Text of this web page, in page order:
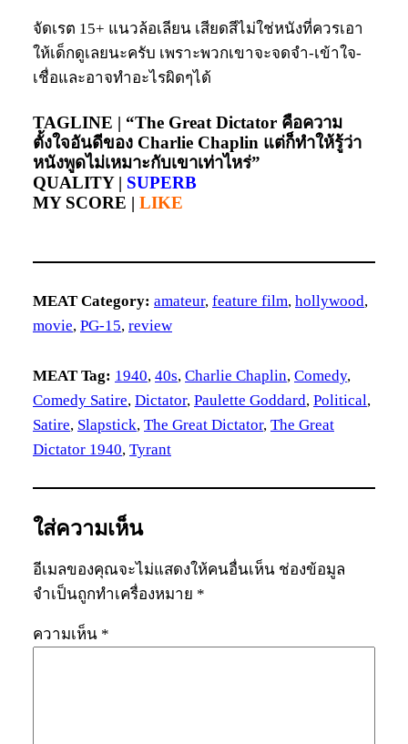
จัดเรต 15+ แนวล้อเลียน เสียดสีไม่ใช่หนังที่ควรเอา
ให้เด็กดูเลยนะครับ เพราะพวกเขาจะจดจำ-เข้าใจ-
เชื่อและอาจทำอะไรผิดๆได้
TAGLINE | “The Great Dictator คือความ
ตั้งใจอันดีของ Charlie Chaplin แต่ก็ทำให้รู้ว่า
หนังพูดไม่เหมาะกับเขาเท่าไหร่”
QUALITY | SUPERB
MY SCORE | LIKE
MEAT Category: amateur, feature film, hollywood
movie, PG-15, review
MEAT Tag: 1940, 40s, Charlie Chaplin, Comedy
Comedy Satire, Dictator, Paulette Goddard, Political
Satire, Slapstick, The Great Dictator, The Great
Dictator 1940, Tyrant
ใส่ความเห็น
อีเมลของคุณจะไม่แสดงให้คนอื่นเห็น ช่องข้อมูล
จำเป็นถูกทำเครื่องหมาย *
ความเห็น *